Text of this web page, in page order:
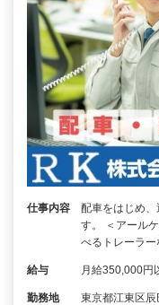
仕事内容
配車をはじめ
す。 ＜アール
べるトレーラ
給与 月給350,000円
勤務地 東京都江東区